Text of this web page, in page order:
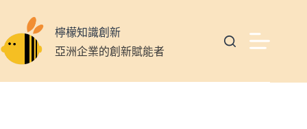
檸檬知識創新
亞洲企業的創新賦能者